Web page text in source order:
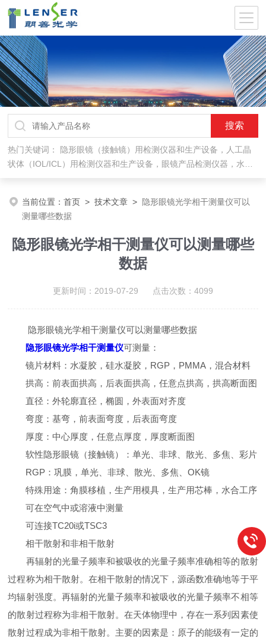
热门关键词： 隐形眼镜（接触镜）用检测仪器和生产设备，人工晶
状体（IOL/ICL）用检测仪器和生产设备，眼镜产品检测仪器，水气
当前位置：首页 >技术文章 > 隐形眼镜光学相干测量仪可以
测量哪些数据
隐形眼镜光学相干测量仪可以测量哪些
数据
更新时间：2019-07-29 点击次数：4099
隐形眼镜光学相干测量仪可以测量哪些数据
隐形眼镜光学相干测量仪可测量：
镜片材料：水凝胶，硅水凝胶，RGP，PMMA，混合材料
拱高：前表面拱高，后表面拱高，任意点拱高，拱高断面图
直径：外轮廓直径，椭圆，外表面对齐度
弯度：基弯，前表面弯度，后表面弯度
厚度：中心厚度，任意点厚度，厚度断面图
软性隐形眼镜（接触镜）：单光、非球、散光、多焦、彩片
RGP：巩膜，单光、非球、散光、多焦、OK镜
特殊用途：角膜移植，生产用模具，生产用芯棒，水合工序
可在空气中或溶液中测量
可连接TC20i或TSC3 ​
相干散射和非相干散射
再辐射的光量子频率和被吸收的光量子频率准确相等的散射
过程称为相干散射。在相干散射的情况下，源函数准确地等于平
均辐射强度。再辐射的光量子频率和被吸收的光量子频率不相等
的散射过程称为非相干散射。在天体物理中，存在一系列因素使
散射过程成为非相干散射。主要的因素是：原子的能级有一定的